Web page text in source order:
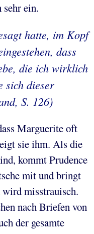
ein.
hatte, im Kopf
dass
die ich wirklich
sich dieser
S. 126)
Marguerite oft
sie ihm. Als die
kommt Prudence
mit und bringt
misstrauisch.
nach Briefen von
der gesamte